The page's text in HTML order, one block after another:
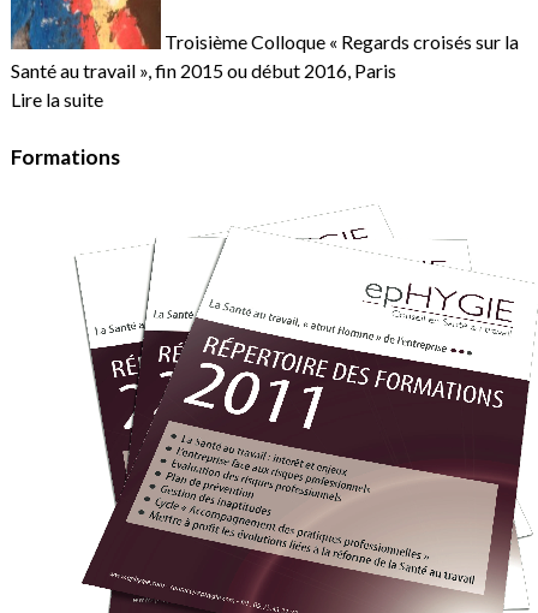
Troisième Colloque « Regards croisés sur la
Santé au travail », fin 2015 ou début 2016, Paris
Lire la suite
Formations